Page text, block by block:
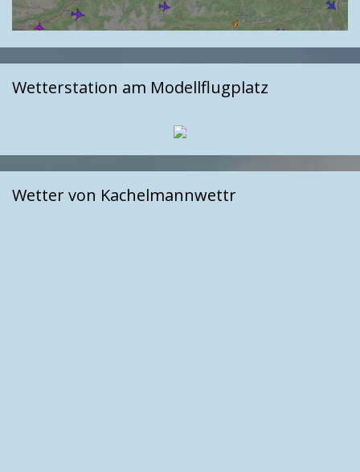
Wetterstation am Modellflugplatz
Wetter von Kachelmannwettr